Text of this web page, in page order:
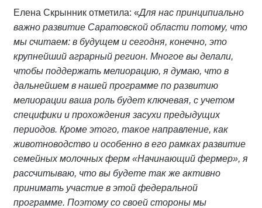
Елена Скрынник отметила: «Для нас принципиально
важно развитие Саратовской области потому, что
мы считаем: в будущем и сегодня, конечно, это
крупнейший аграрный регион. Многое вы делали,
чтобы поддержать мелиорацию, я думаю, что в
дальнейшем в нашей программе по развитию
мелиорации ваша роль будет ключевая, с учетом
специфики и прохождения засухи предыдущих
периодов. Кроме этого, такое направление, как
животноводство и особенно в его рамках развитие
семейных молочных ферм «Начинающий фермер», я
рассчитываю, что вы будете так же активно
принимать участие в этой федеральной
программе. Поэтому со своей стороны мы